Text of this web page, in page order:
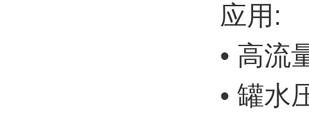
应用:
• 高流
• 罐水